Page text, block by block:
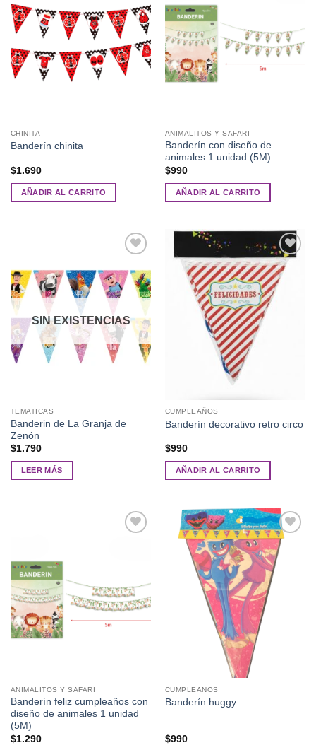
lista de
deseos
CHINITA
Banderín chinita
$1.690
AÑADIR AL CARRITO
ANIMALITOS Y SAFARI
Banderín con diseño de
animales 1 unidad (5M)
$990
AÑADIR AL CARRITO
a la
lista de
deseos
SIN EXISTENCIAS
TEMATICAS
Banderin de La Granja de
Zenón
$1.790
LEER MÁS
Añadir
a la
lista de
deseos
CUMPLEAÑOS
Banderín decorativo retro circo
$990
AÑADIR AL CARRITO
ANIMALITOS Y SAFARI
Banderín feliz cumpleaños con
diseño de animales 1 unidad
(5M)
$1.290
Añadir
a la
lista de
deseos
CUMPLEAÑOS
Banderín huggy
$990